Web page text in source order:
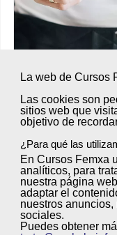
La web de Cursos
Las cookies son
sitios web que
objetivo de
¿Para qué las
En Cursos Femxa
analíticos, para
nuestra página
adaptar el
nuestros
sociales.
Puedes obtener
Escuela de
Explora los
escuela de
con gran...